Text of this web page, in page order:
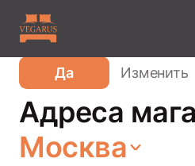
Ваш город
Да Изменить
Адреса
Москва